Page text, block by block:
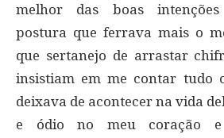
melhor das boas
postura que ferrava mais o
que sertanejo de arrastar
insistiam em me contar tudo
deixava de acontecer na vida
e ódio no meu coração